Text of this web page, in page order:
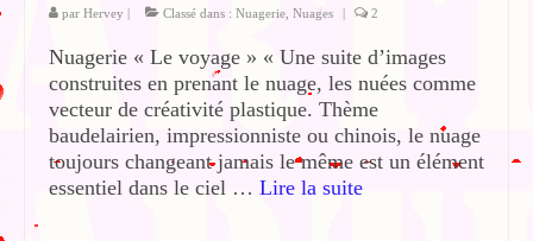
par Hervey | Classé dans : Nuagerie Nuages | 2
Nuagerie « Le voyage » « Une suite d’images
construites en prenant le nuage, les nuées comme
vecteur de créativité plastique. Thème
baudelairien, impressionniste ou chinois, le nuage
toujours changeant jamais le même est un élément
essentiel dans le ciel … Lire la suite­­